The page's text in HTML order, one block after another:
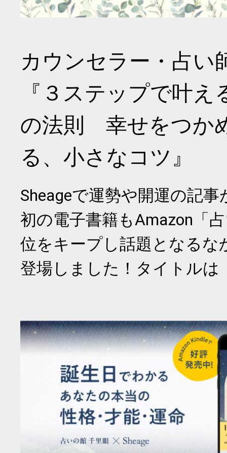
カウンセラー・占い
『３ステップで叶
の法則 幸せをつか
る、小さなコツ』
Sheageで運勢や開運の記
初の電子書籍もAmazon「
位をキープし話題となるな
登場しました！タイトルは